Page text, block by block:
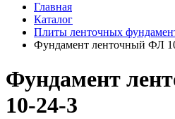
Главная
Каталог
Плиты ленточных
Фундамент ленточный ФЛ
Фундамент
10-24-3